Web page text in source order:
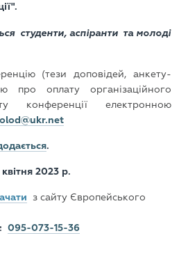
студенти, аспіранти та молоді
(тези доповідей, анкету-
про оплату організаційного
конференції електронною
.
2023 р.
з сайту Європейського
095-073-15-36